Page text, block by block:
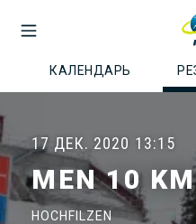
КАЛЕНДАРЬ
17 ДЕК. 2020 13:15
MEN 10
HOCHFILZEN